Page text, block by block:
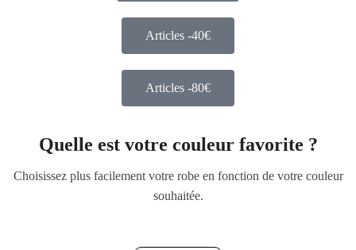
Articles -40€
Articles -80€
Quelle est votre couleur favorite ?
Choisissez plus facilement votre robe en fonction de votre couleur
souhaitée.